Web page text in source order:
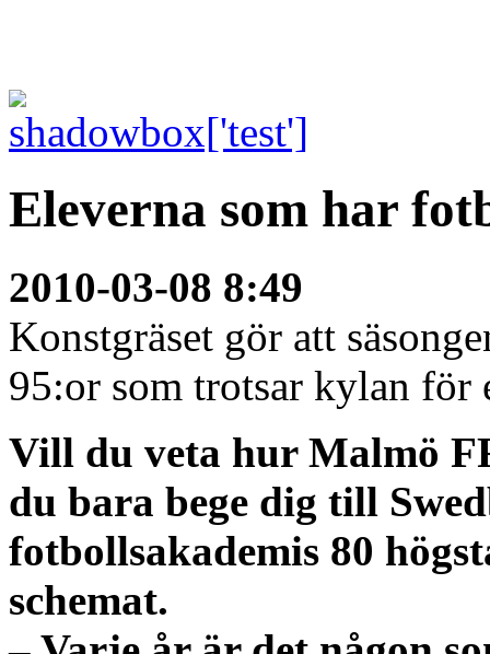
Eleverna som har
2010-03-08 8:49
Konstgräset gör att
95:or som trotsar kylan för
Vill du veta hur Malmö
du bara bege dig till
fotbollsakademis 80
schemat.